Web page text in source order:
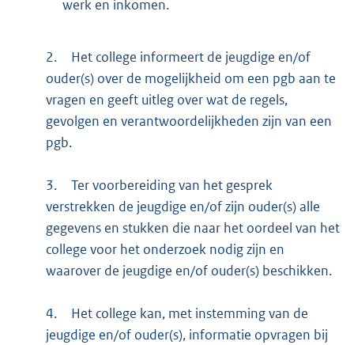
werk en inkomen.
2.
Het college informeert de jeugdige en/of
ouder(s) over de mogelijkheid om een pgb aan te
vragen en geeft uitleg over wat de regels,
gevolgen en verantwoordelijkheden zijn van een
pgb.
3.
Ter voorbereiding van het gesprek
verstrekken de jeugdige en/of zijn ouder(s) alle
gegevens en stukken die naar het oordeel van het
college voor het onderzoek nodig zijn en
waarover de jeugdige en/of ouder(s) beschikken.
4.
Het college kan, met instemming van de
jeugdige en/of ouder(s), informatie opvragen bij